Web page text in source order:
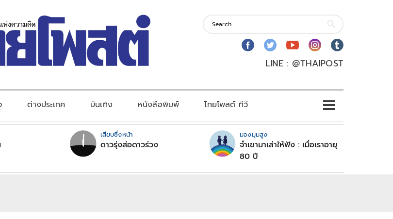
LINE : @THAIPOST
ต่างประเทศ บันเทิง หนังสือพิมพ์ ไทยโพสต์ ทีวี
เสียบซึ่งหน้า
ดาวรุ่งส่อดาวร่วง
มองมุมสูง
จำเขามาเล่าให้ฟัง : เมื่อเราอายุ
80 ปี